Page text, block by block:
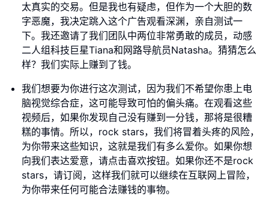
太真实的交易。但是我也有疑虑，但作为一个大胆的数
字恶魔，我决定跳入这个广告观看深渊，亲自测试一
下。我还邀请了我们团队中两位非常勇敢的成员，动感
二人组科技巨星Tiana和网路导航员Natasha。猜猜怎么
样？我们实际上赚到了钱。
我们想要为你进行这次测试，因为我们不希望你患上电
脑视觉综合症，这可能导致可怕的偏头痛。在观看这些
视频后，如果你发现自己没有赚到一分钱，那将是很糟
糕的事情。所以，rock stars，我们将冒着头疼的风险，
为你带来这些知识，这就是我们有多么爱你。如果你想
向我们表达爱意，请点击喜欢按钮。如果你还不是rock
stars，请订阅，这样我们就可以继续在互联网上冒险，
为你带来任何可能合法赚钱的事物。